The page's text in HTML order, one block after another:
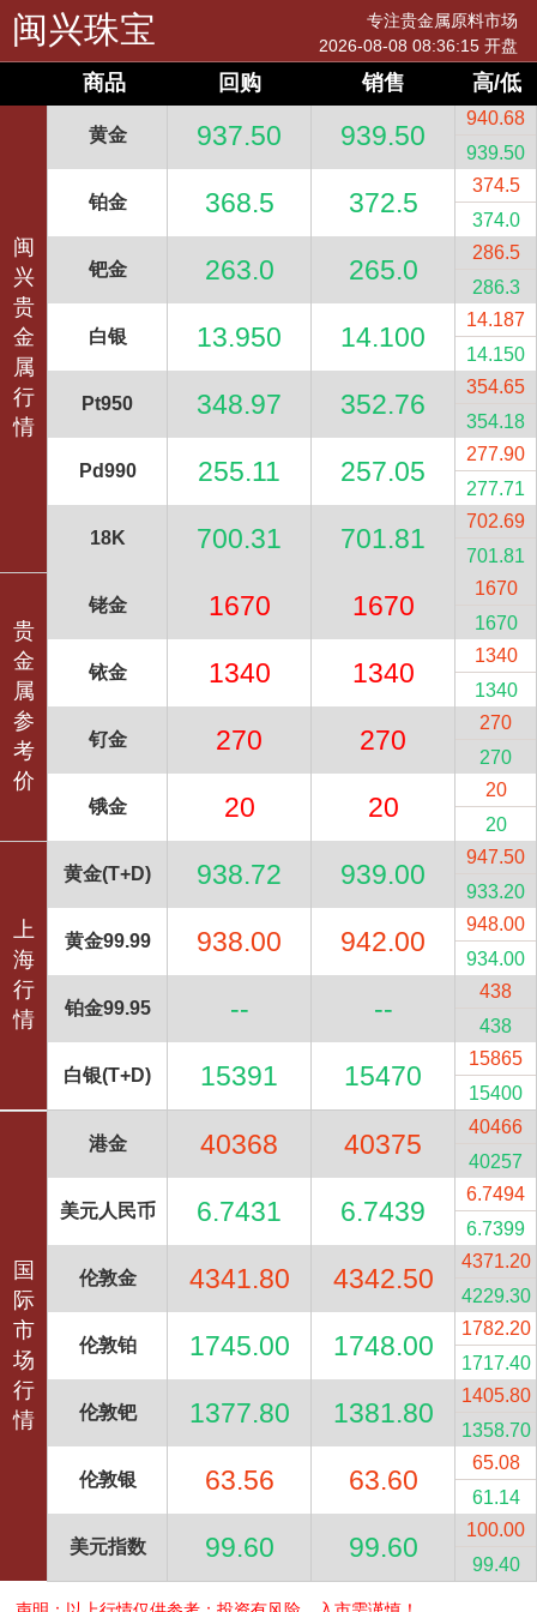
闽兴珠宝
专注贵金属原料市场
2026-08-08 08:36:15 开盘
商品 回购 销售 高/低
闽
兴
贵
金
属
行
情
黄金 937.50 939.50
940.68
939.50
铂金 368.5 372.5
374.5
374.0
钯金 263.0 265.0
286.5
286.3
白银 13.950 14.100
14.187
14.150
Pt950 348.97 352.76
354.65
354.18
Pd990 255.11 257.05
277.90
277.71
18K 700.31 701.81
702.69
701.81
贵
金
属
参
考
价
铑金 1670 1670
1670
1670
铱金 1340 1340
1340
1340
钌金 270 270
270
270
锇金 20 20
20
20
上
海
行
情
黄金(T+D) 938.72 939.00
947.50
933.20
黄金99.99 938.00 942.00
948.00
934.00
铂金99.95 -- --
438
438
白银(T+D) 15391 15470
15865
15400
国
际
市
场
行
情
港金 40368 40375
40466
40257
美元人民币 6.7431 6.7439
6.7494
6.7399
伦敦金 4341.80 4342.50
4371.20
4229.30
伦敦铂 1745.00 1748.00
1782.20
1717.40
伦敦钯 1377.80 1381.80
1405.80
1358.70
伦敦银 63.56 63.60
65.08
61.14
美元指数 99.60 99.60
100.00
99.40